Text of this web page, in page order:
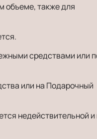
объеме, также для
средствами или
или на Подарочный
недействительной и